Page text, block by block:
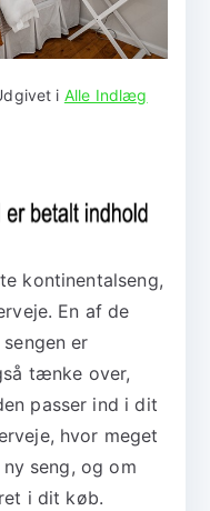
i Alle Indlæg
kontinentalseng,
En af de
er
tænke over,
passer ind i dit
hvor meget
seng, og om
i dit køb.